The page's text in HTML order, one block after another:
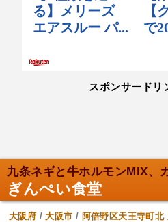
スポンサードリ
九条ネギと牛ホルモンMIX、
ぎんぺい食堂
大阪府 /大阪市 / 阿倍野区天王寺町北